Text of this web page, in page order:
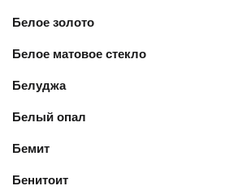
Белое золото
Белое матовое стекло
Белуджа
Белый опал
Бемит
Бенитоит